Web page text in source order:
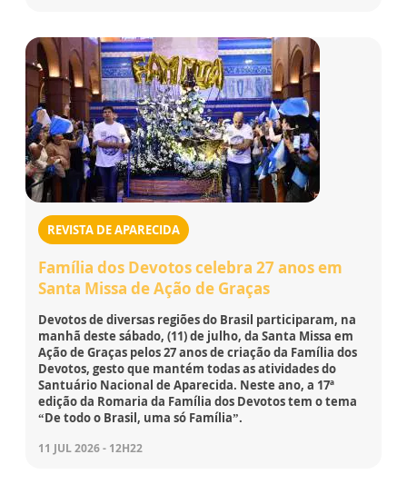
REVISTA DE APARECIDA
Família dos Devotos celebra 27 anos em
Santa Missa de Ação de Graças
Devotos de diversas regiões do Brasil participaram, na
manhã deste sábado, (11) de julho, da Santa Missa em
Ação de Graças pelos 27 anos de criação da Família dos
Devotos, gesto que mantém todas as atividades do
Santuário Nacional de Aparecida. Neste ano, a 17ª
edição da Romaria da Família dos Devotos tem o tema
“De todo o Brasil, uma só Família”.
11 JUL 2026 - 12H22